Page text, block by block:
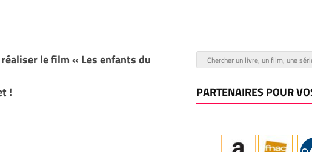
le film « Les enfants du
!
PARTENAIRES POUR